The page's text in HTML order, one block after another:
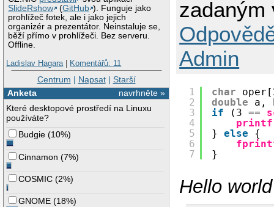
SlideRshow
(GitHub ). Funguje jako
prohlížeč fotek, ale i jako jejich
organizér a prezentátor. Neinstaluje se,
běží přímo v prohlížeči. Bez serveru.
Offline.
Ladislav Hagara| Komentářů: 11
Centrum | Napsat| Starší
navrhněte »
Anketa
Které desktopové prostředí na Linuxu
používáte?
Budgie (10%)
Cinnamon (7%)
COSMIC (2%)
GNOME (18%)
zadaným
Admin
1
2
3
4
5
6
7
char
double
a,
if
(3 ==
printf
} else
{
}
Hello